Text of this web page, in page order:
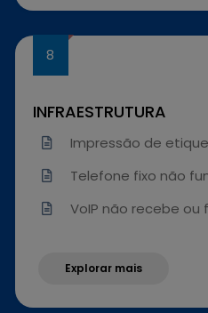
INFRAESTRUTURA
Impressão de
Telefone fixo não
VoIP não recebe ou
Explorar mais